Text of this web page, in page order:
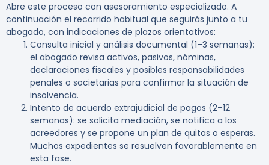
Abre este proceso con asesoramiento especializado. A
continuación el recorrido habitual que seguirás junto a tu
abogado, con indicaciones de plazos orientativos:
Consulta inicial y análisis documental (1–3 semanas):
el abogado revisa activos, pasivos, nóminas,
declaraciones fiscales y posibles responsabilidades
penales o societarias para confirmar la situación de
insolvencia.
Intento de acuerdo extrajudicial de pagos (2–12
semanas): se solicita mediación, se notifica a los
acreedores y se propone un plan de quitas o esperas.
Muchos expedientes se resuelven favorablemente en
esta fase.